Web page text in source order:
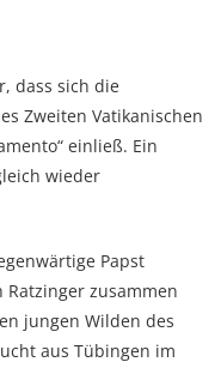
dass sich die
Zweiten Vatikanischen
einließ. Ein
wieder
Papst
Ratzinger zusammen
jungen Wilden des
aus Tübingen im